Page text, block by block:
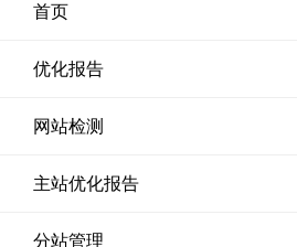
首页
优化报告
网站检测
主站优化报告
分站管理